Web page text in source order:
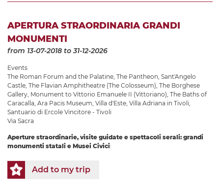
APERTURA STRAORDINARIA GRANDI
MONUMENTI
from 13-07-2018 to 31-12-2026
Events
The Roman Forum and the Palatine, The Pantheon, Sant'Angelo
Castle, The Flavian Amphitheatre (The Colosseum), The Borghese
Gallery, Monument to Vittorio Emanuele II (Vittoriano), The Baths of
Caracalla, Ara Pacis Museum, Villa d'Este, Villa Adriana in Tivoli,
Santuario di Ercole Vincitore - Tivoli
Via Sacra
Aperture straordinarie, visite guidate e spettacoli serali: grandi
monumenti statali e Musei Civici:
Add to my trip